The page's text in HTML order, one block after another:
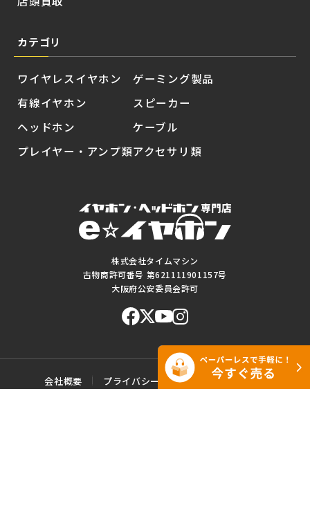
株式会社タイムマシン
古物商許可番号 第621111901157号
大阪府公安委員会許可
カテゴリ
ワイヤレスイヤホン
有線イヤホン
ヘッドホン
プレイヤー・アンプ類
ゲーミング製品
スピーカー
ケーブル
アクセサリ類
会社概要 プライバシーポリシー
ご利用規約